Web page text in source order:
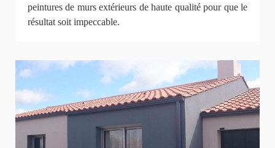
peintures de murs extérieurs de haute qualité pour que le
résultat soit impeccable.